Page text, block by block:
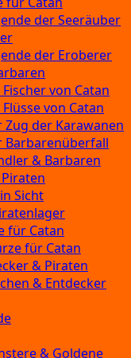
der Seeräuber
der Eroberer
von Catan
von Catan
Zug der Karawanen
Barbarenüberfall
& Barbaren
Sicht
für Catan
für Catan
& Piraten
& Entdecker
& Goldene